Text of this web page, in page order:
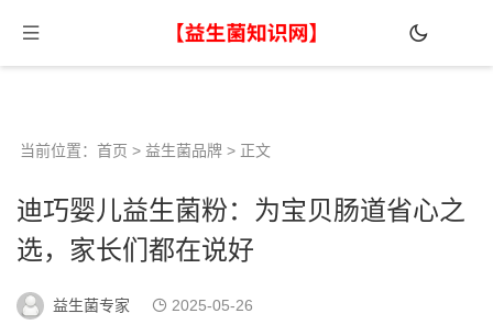
当前位置： 首页 > 益生菌品牌 > 正文
迪巧婴儿益生菌粉：为宝贝肠道省心之
选，家长们都在说好
益生菌专家 2025-05-26